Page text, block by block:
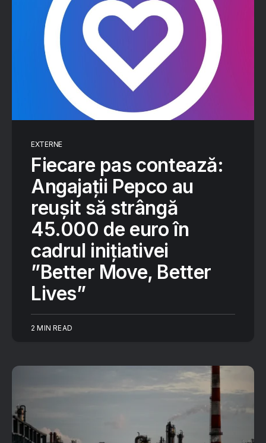
EXTERNE
Fiecare pas contează:
Angajații Pepco au
reușit să strângă
45.000 de euro în
cadrul inițiativei
”Better Move, Better
Lives”
2 MIN READ